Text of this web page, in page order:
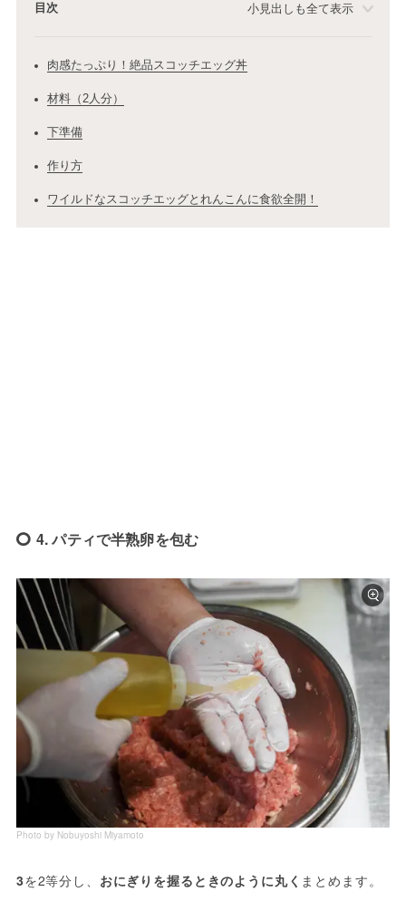
目次 小見出しも全て表示
肉感たっぷり！絶品スコッチエッグ丼
材料（2人分）
下準備
作り方
ワイルドなスコッチエッグとれんこんに食欲全開！
4. パティで半熟卵を包む
Photo by Nobuyoshi Miyamoto
3を2等分し、 おにぎりを握るときのように丸く まとめます。